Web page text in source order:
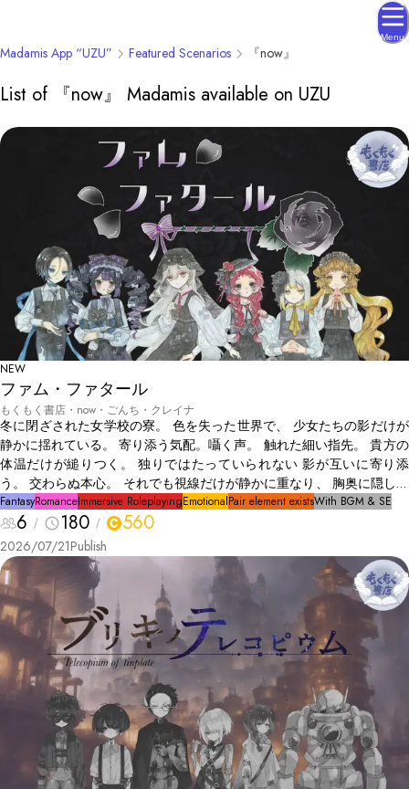
Menu
Madamis App “UZU” Featured Scenarios 『now』
List of 『now』 Madamis available on UZU
NEW
ファム・ファタール
もくもく書店・now・ごんち・クレイナ
冬に閉ざされた女学校の寮。 色を失った世界で、 少女たちの影だけが
静かに揺れている。 寄り添う気配。囁く声。 触れた細い指先。 貴方の
体温だけが縋りつく。 独りではたっていられない 影が互いに寄り添
う。 交わらぬ本心。 それでも視線だけが静かに重なり、 胸奥に隠した
淡く危うい熱は深く沈んでいく。 囁きはやがて沈黙へと変わり、 静寂
がすべてを覆い隠したとき。 閉ざされた均衡に、 小さな綻びが、ひと
つ。 それでも…
FantasyRomanceImmersive RoleplayingEmotionalPair element existsWith BGM & SE
6 180 560
2026/07/21Publish